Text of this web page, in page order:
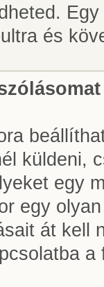
és
küldeni,
egy
egy
át kell